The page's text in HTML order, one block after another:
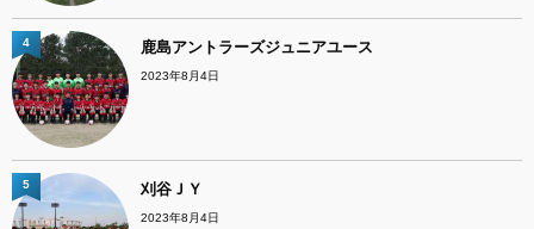
鹿島アントラーズジュニアユース
2023年8月4日
4
刈谷ＪＹ
2023年8月4日
5